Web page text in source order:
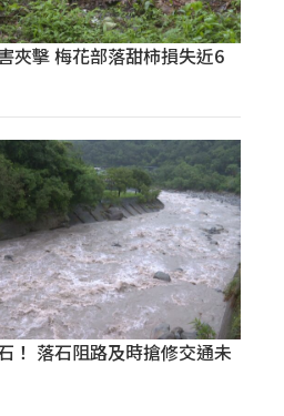
夾擊 梅花部落甜柿損失近6
！ 落石阻路及時搶修交通未